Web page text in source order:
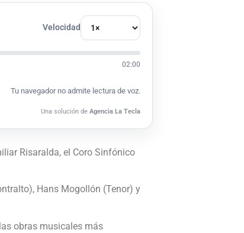
Velocidad
02:00
Tu navegador no admite lectura de voz.
Una solución de Agencia La Tecla
Risaralda, el Coro Sinfónico
Hans Mogollón (Tenor) y
obras musicales más